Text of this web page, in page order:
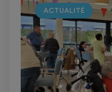
ACTUALITÉ